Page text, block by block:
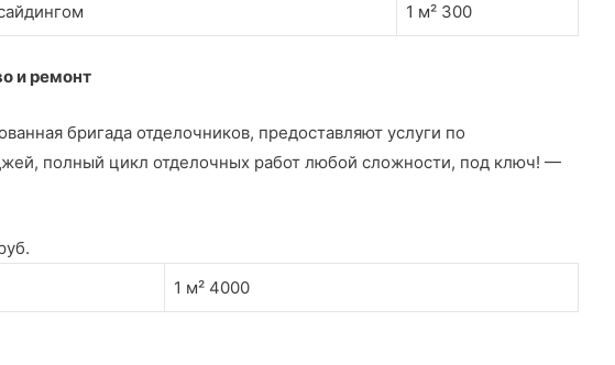
1 м² 300
и ремонт
бригада отделочников, предоставляют услуги по
полный цикл отделочных работ любой сложности, под ключ! —
1 м² 4000